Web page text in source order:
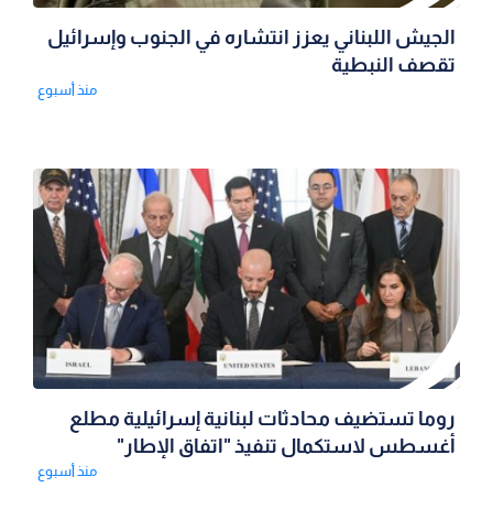
الجيش اللبناني يعزز انتشاره في الجنوب وإسرائيل
تقصف النبطية
منذ أسبوع
روما تستضيف محادثات لبنانية إسرائيلية مطلع
أغسطس لاستكمال تنفيذ "اتفاق الإطار"
منذ أسبوع